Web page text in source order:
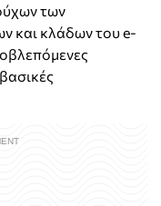
των
και κλάδων του e-